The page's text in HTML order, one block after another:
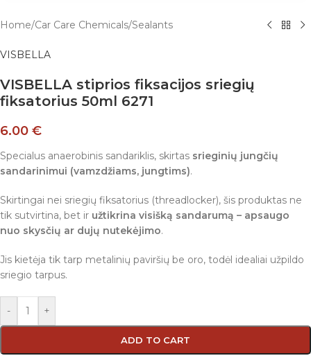
Home/Car Care Chemicals/Sealants
VISBELLA
VISBELLA stiprios fiksacijos sriegių
fiksatorius 50ml 6271
6.00 €
Specialus anaerobinis sandariklis, skirtas srieginių jungčių
sandarinimui (vamzdžiams, jungtims).
Skirtingai nei sriegių fiksatorius (threadlocker), šis produktas ne
tik sutvirtina, bet ir užtikrina visišką sandarumą – apsaugo
nuo skysčių ar dujų nutekėjimo.
Jis kietėja tik tarp metalinių paviršių be oro, todėl idealiai užpildo
sriegio tarpus.
- +
ADD TO CART